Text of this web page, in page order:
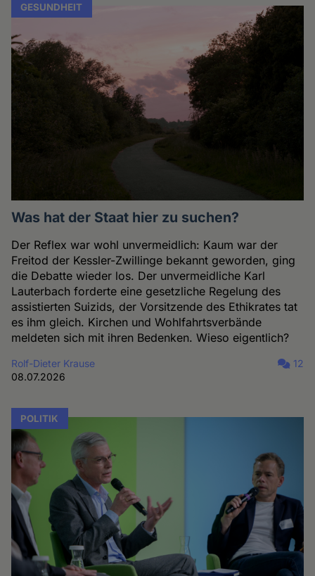
GESUNDHEIT
Was hat der Staat hier zu suchen?
Der Reflex war wohl unvermeidlich: Kaum war der
Freitod der Kessler-Zwillinge bekannt geworden, ging
die Debatte wieder los. Der unvermeidliche Karl
Lauterbach forderte eine gesetzliche Regelung des
assistierten Suizids, der Vorsitzende des Ethikrates tat
es ihm gleich. Kirchen und Wohlfahrtsverbände
meldeten sich mit ihren Bedenken. Wieso eigentlich?
Rolf-Dieter Krause
08.07.2026
12
POLITIK